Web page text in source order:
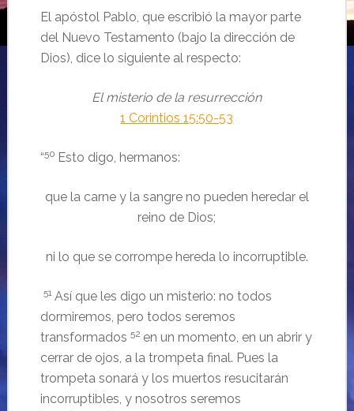
El apóstol Pablo, que escribió la mayor parte
del Nuevo Testamento (bajo la dirección de
Dios), dice lo siguiente al respecto:
El misterio de la resurrección
1 Corintios 15:50-53
“50 Esto digo, hermanos:
que la carne y la sangre no pueden heredar el
reino de Dios;
ni lo que se corrompe hereda lo incorruptible.
51 Así que les digo un misterio: no todos
dormiremos, pero todos seremos
transformados 52 en un momento, en un abrir y
cerrar de ojos, a la trompeta final. Pues la
trompeta sonará y los muertos resucitarán
incorruptibles, y nosotros seremos